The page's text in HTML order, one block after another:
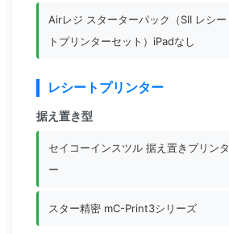
Airレジ スターターパック（SII レシー
トプリンターセット）iPadなし
レシートプリンター
据え置き型
セイコーインスツル 据え置きプリンタ
ー
スター精密 mC-Print3シリーズ